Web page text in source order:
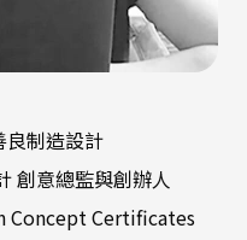
制造設計
創意總監與創辦人
Concept Certificates